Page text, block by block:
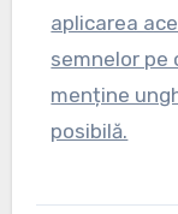
aplicarea
semnelor pe
menține
posibilă.